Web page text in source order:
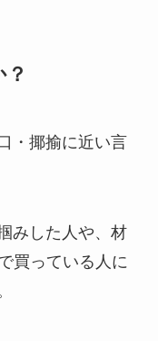
・揶揄に近い言
みした人や、材
買っている人に